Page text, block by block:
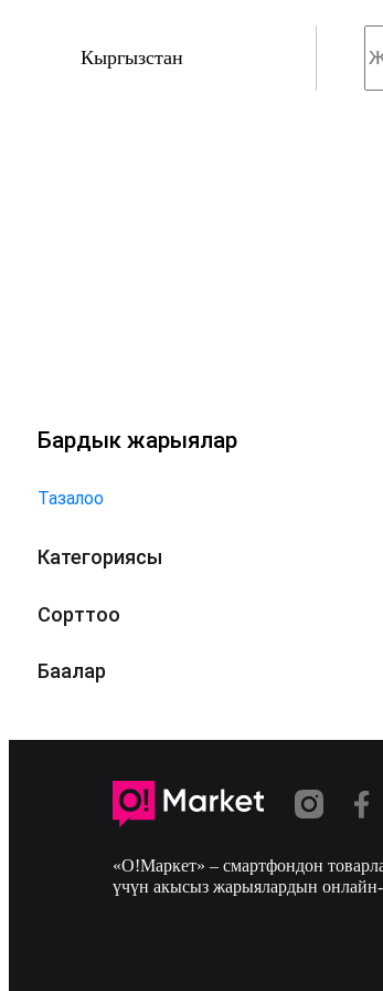
Кыргызстан
Бардык жарыялар
Тазалоо
Категориясы
Сорттоо
Баалар
«О!Маркет» – смартфондон
үчүн акысыз жарыялардын онлайн-